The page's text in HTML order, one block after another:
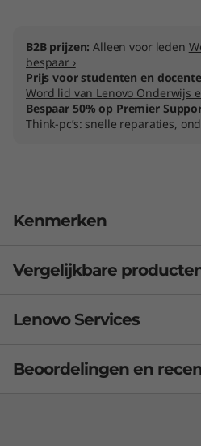
B2B prijzen:Alleen voor leden
bespaar ›
Prijs voor studenten en
Word lid van Lenovo Onderwijs
Bespaar 50% op Premier
Think-pc’s: snelle reparaties,
Kenmerken
Vergelijkbare
3 Similiar products selected
Welke specificaties wil je
Lenovo Services
Lenovo Premier
Beoordelingen en